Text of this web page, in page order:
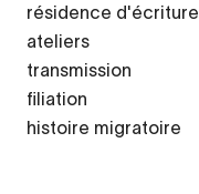
résidence d'écriture
ateliers
transmission
filiation
histoire migratoire